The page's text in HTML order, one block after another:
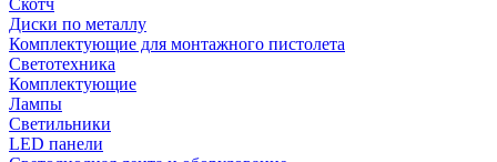
Скотч
Диски по металлу
Комплектующие для монтажного пистолета
Светотехника
Комплектующие
Лампы
Светильники
LED панели